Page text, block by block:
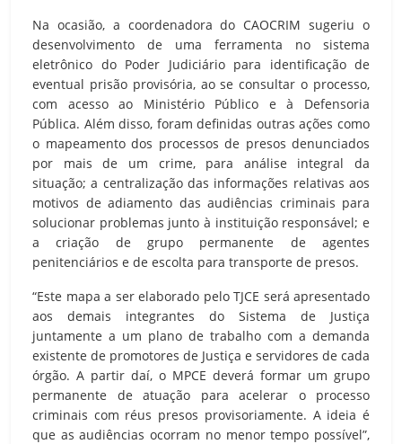
Na ocasião, a coordenadora do CAOCRIM sugeriu o
desenvolvimento de uma ferramenta no sistema
eletrônico do Poder Judiciário para identificação de
eventual prisão provisória, ao se consultar o processo,
com acesso ao Ministério Público e à Defensoria
Pública. Além disso, foram definidas outras ações como
o mapeamento dos processos de presos denunciados
por mais de um crime, para análise integral da
situação; a centralização das informações relativas aos
motivos de adiamento das audiências criminais para
solucionar problemas junto à instituição responsável; e
a criação de grupo permanente de agentes
penitenciários e de escolta para transporte de presos.
“Este mapa a ser elaborado pelo TJCE será apresentado
aos demais integrantes do Sistema de Justiça
juntamente a um plano de trabalho com a demanda
existente de promotores de Justiça e servidores de cada
órgão. A partir daí, o MPCE deverá formar um grupo
permanente de atuação para acelerar o processo
criminais com réus presos provisoriamente. A ideia é
que as audiências ocorram no menor tempo possível”,